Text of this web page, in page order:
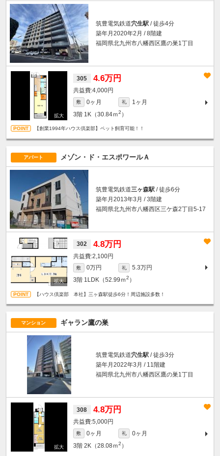
筑豊電気鉄道穴生駅 / 徒歩4分
築年月2020年2月 / 8階建
福岡県北九州市八幡西区鷹の巣1丁目
305 4.6万円
4,000円
敷 0ヶ月 礼
1ヶ月
3階 1K（30.84ｍ2 ）
【創業1994年ハウス倶楽部】ペット飼育可能！！
アパート メゾン・ド・エスポワールＡ
筑豊電気鉄道三ヶ森駅 / 徒歩6分
築年月2013年3月 / 3階建
福岡県北九州市八幡西区三ケ森2丁目5-17
302 4.8万円
2,100円
敷 0万円 礼
5.3万円
3階 1LDK（52.99ｍ2 ）
【ハウス倶楽部 本社】三ヶ森駅徒歩6分！周辺施設多数！
マンション ギャラン鷹の巣
筑豊電気鉄道穴生駅 / 徒歩3分
築年月2022年3月 / 11階建
福岡県北九州市八幡西区鷹の巣1丁目
308 4.8万円
5,000円
敷 0ヶ月 礼
0ヶ月
3階 2K（28.08ｍ2 ）